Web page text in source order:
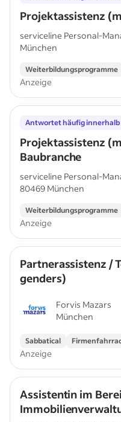
Projektassistenz
serviceline Personal-
& Co....
München
Weiterbildungsprogramme
Anzeige
Projektassistenz
Baubranche
Antwortet häufig innerhalb
serviceline Personal-
& Co....
80469 München
Weiterbildungsprogramme
Anzeige
Partnerassistenz /
genders)
Forvis Mazars
München
Sabbatical
Anzeige
Assistentin im